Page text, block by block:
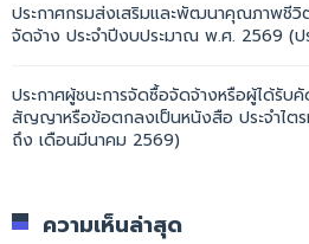
ประกาศกรมส่งเสริมและพัฒนาคุณภาพชีวิ
จัดจ้าง ประจำปีงบประมาณ พ.ศ. 2569 (ป
ประกาศผู้ชนะการจัดซื้อจัดจ้างหรือผู้ได้รับ
สัญญาหรือข้อตกลงเป็นหนังสือ ประจำไต
ถึง เดือนมีนาคม 2569)
ความเห็นล่าสุด